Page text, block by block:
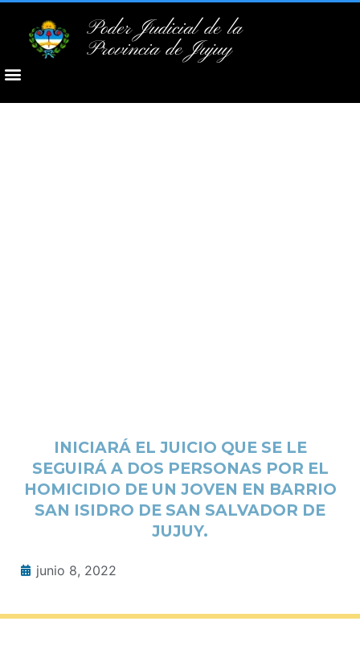
Poder Judicial de la
Provincia de Jujuy
INICIARÁ EL JUICIO QUE SE LE
SEGUIRÁ A DOS PERSONAS POR EL
HOMICIDIO DE UN JOVEN EN BARRIO
SAN ISIDRO DE SAN SALVADOR DE
JUJUY.
junio 8, 2022